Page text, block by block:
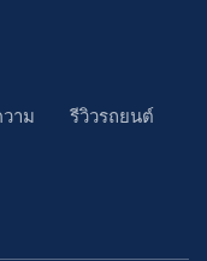
าม
รีวิวรถยนต์